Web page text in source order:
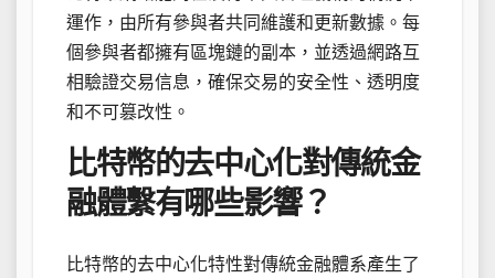
運作，由所有參與者共同維護和更新數據。每
個參與者都擁有區塊鏈的副本，並透過網路互
相驗證交易信息，確保交易的安全性、透明度
和不可篡改性。
比特幣的去中心化對傳統金
融體繫有哪些影響？
比特幣的去中心化特性對傳統金融體系產生了